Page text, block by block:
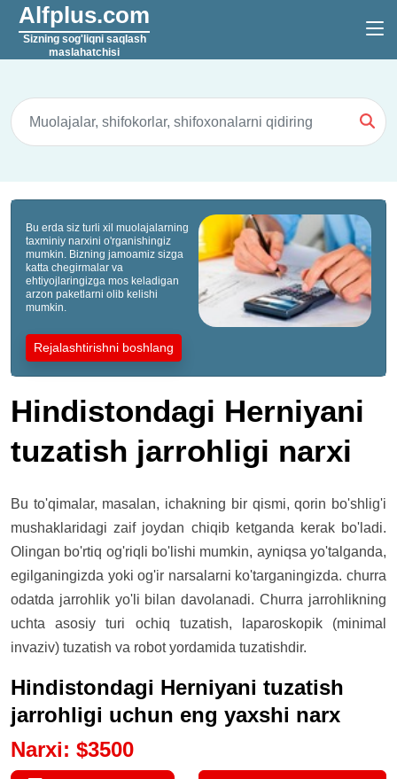
Alfplus.com
Sizning sog'liqni saqlash
maslahatchisi
Bu erda siz turli xil muolajalarning
taxminiy narxini o'rganishingiz
mumkin. Bizning jamoamiz sizga
katta chegirmalar va
ehtiyojlaringizga mos keladigan
arzon paketlarni olib kelishi
mumkin.
Rejalashtirishni boshlang
Hindistondagi Herniyani
tuzatish jarrohligi narxi
Bu to'qimalar, masalan, ichakning bir qismi, qorin bo'shlig'i
mushaklaridagi zaif joydan chiqib ketganda kerak bo'ladi.
Olingan bo'rtiq og'riqli bo'lishi mumkin, ayniqsa yo'talganda,
egilganingizda yoki og'ir narsalarni ko'targaningizda. churra
odatda jarrohlik yo'li bilan davolanadi. Churra jarrohlikning
uchta asosiy turi ochiq tuzatish, laparoskopik (minimal
invaziv) tuzatish va robot yordamida tuzatishdir.
Hindistondagi Herniyani tuzatish
jarrohligi uchun eng yaxshi narx
Narxi: $3500